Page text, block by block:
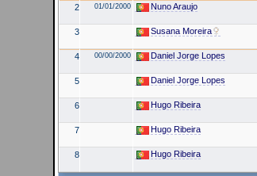
2 01/01/2000 Nuno Araujo
3 Susana Moreira
4 00/00/2000 Daniel Jorge Lopes
5 Daniel Jorge Lopes
6 Hugo Ribeira
7 Hugo Ribeira
8 Hugo Ribeira